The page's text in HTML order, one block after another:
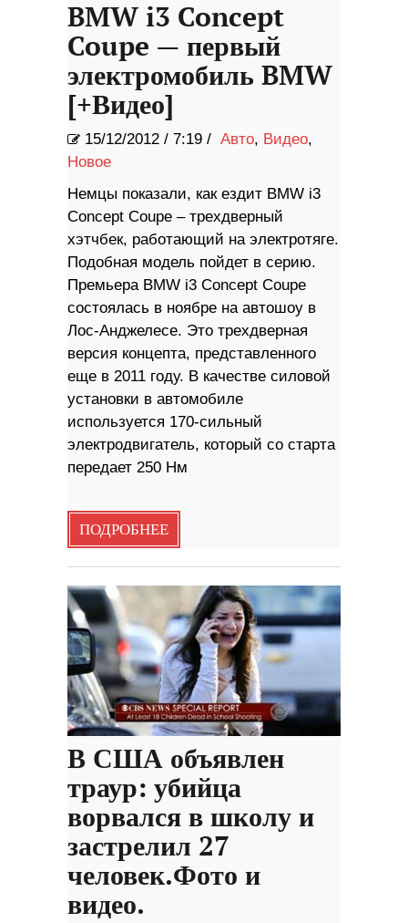
BMW i3 Concept
Coupe — первый
электромобиль BMW
[+Видео]
15/12/2012 / 7:19 / Авто, Видео,
Новое
Немцы показали, как ездит BMW i3
Concept Coupe – трехдверный
хэтчбек, работающий на электротяге.
Подобная модель пойдет в серию.
Премьера BMW i3 Concept Coupe
состоялась в ноябре на автошоу в
Лос-Анджелесе. Это трехдверная
версия концепта, представленного
еще в 2011 году. В качестве силовой
установки в автомобиле
используется 170-сильный
электродвигатель, который со старта
передает 250 Нм
ПОДРОБНЕЕ
В США объявлен
траур: убийца
ворвался в школу и
застрелил 27
человек.Фото и
видео.